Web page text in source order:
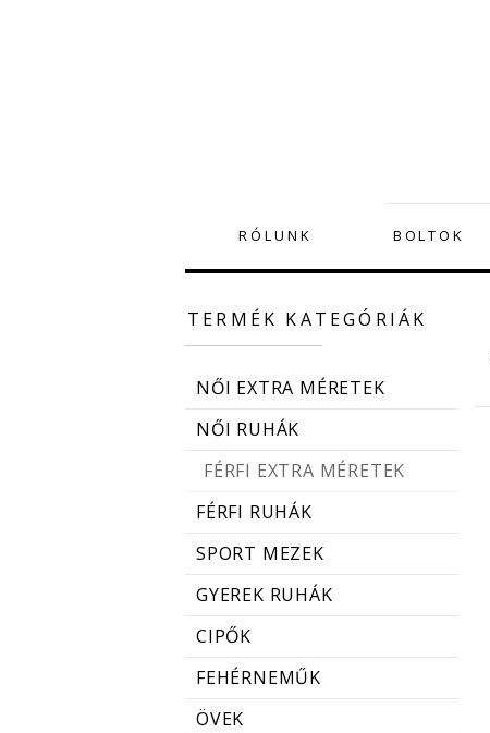
RÓLUNK BOLTOK
TERMÉK KATEGÓRIÁK
NŐI EXTRA MÉRETEK
NŐI RUHÁK
FÉRFI EXTRA MÉRETEK
FÉRFI RUHÁK
SPORT MEZEK
GYEREK RUHÁK
CIPŐK
FEHÉRNEMŰK
ÖVEK